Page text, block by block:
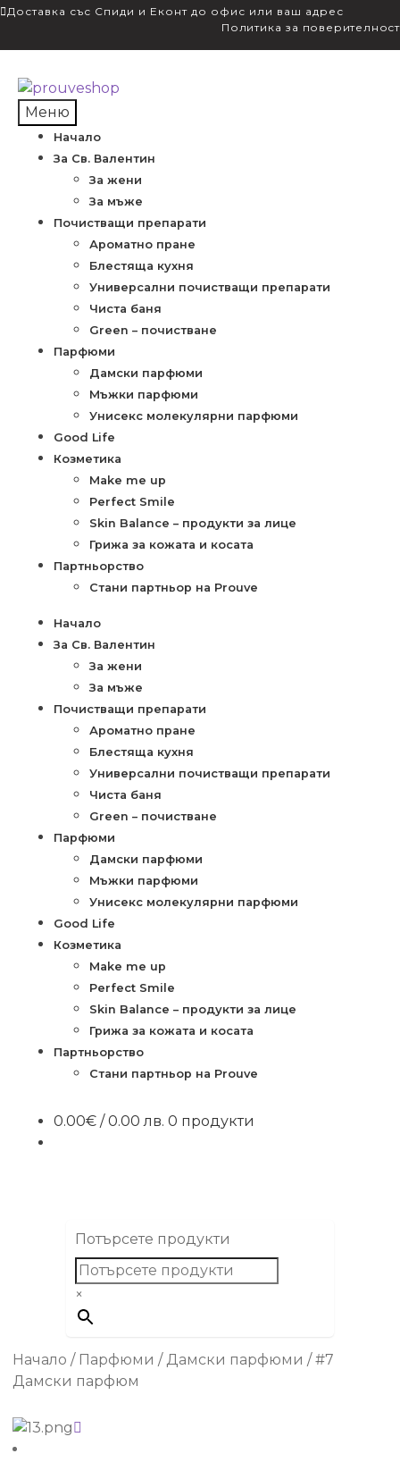
Доставка със Спиди и Еконт до офис или ваш адрес
Политика за поверителност
Skip
to
navigation
Skip
to
content
Меню
Начало
За Св. Валентин
За жени
За мъже
Почистващи препарати
Ароматно пране
Блестяща кухня
Универсални почистващи препарати
Чиста баня
Green – почистване
Парфюми
Дамски парфюми
Мъжки парфюми
Унисекс молекулярни парфюми
Good Life
Козметика
Make me up
Perfect Smile
Skin Balance – продукти за лице
Грижа за кожата и косата
Партньорство
Стани партньор на Prouve
Начало
За Св. Валентин
За жени
За мъже
Почистващи препарати
Ароматно пране
Блестяща кухня
Универсални почистващи препарати
Чиста баня
Green – почистване
Парфюми
Дамски парфюми
Мъжки парфюми
Унисекс молекулярни парфюми
Good Life
Козметика
Make me up
Perfect Smile
Skin Balance – продукти за лице
Грижа за кожата и косата
Партньорство
Стани партньор на Prouve
0.00€ / 0.00 лв. 0 продукти
Потърсете продукти
×
Начало / Парфюми / Дамски парфюми /#7
Дамски парфюм